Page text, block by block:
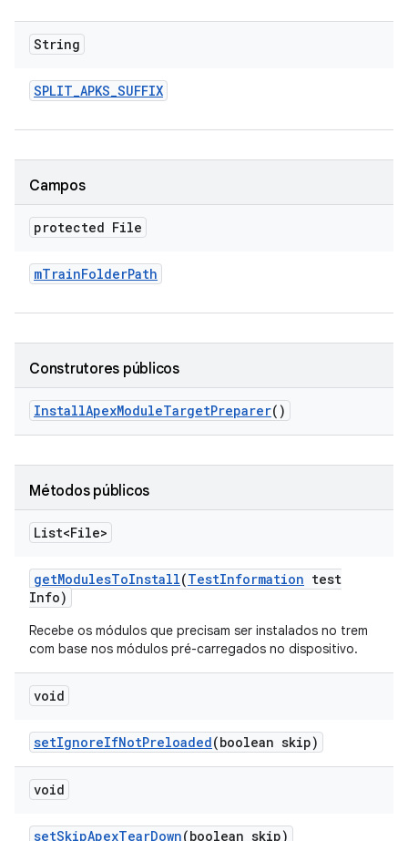
String
SPLIT_APKS_SUFFIX
Campos
protected File
mTrainFolderPath
Construtores públicos
InstallApexModuleTargetPreparer()
Métodos públicos
List<File>
getModulesToInstall(TestInformation test
Info)
Recebe os módulos que precisam ser instalados no trem
com base nos módulos pré-carregados no dispositivo.
void
setIgnoreIfNotPreloaded(boolean skip)
void
setSkipApexTearDown(boolean skip)